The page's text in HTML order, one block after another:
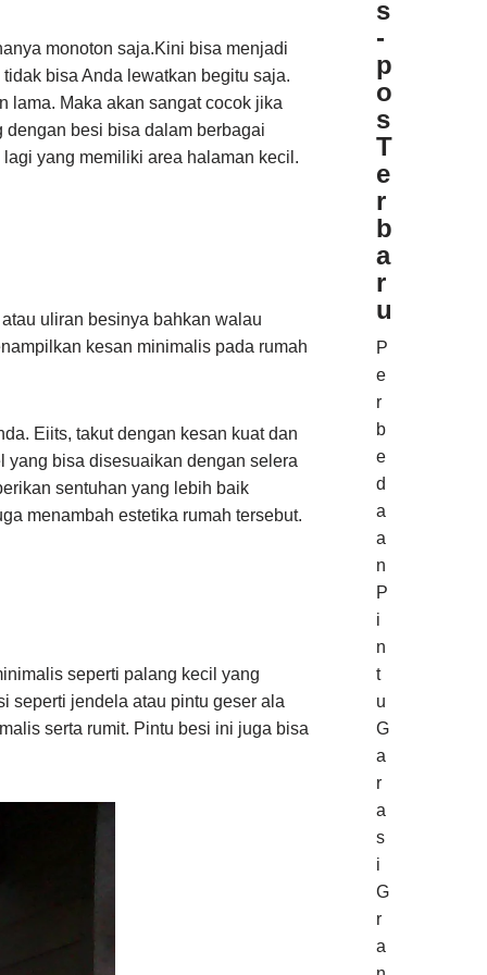
monoton saja.Kini bisa menjadi
bisa Anda lewatkan begitu saja.
lama. Maka akan sangat cocok jika
dengan besi bisa dalam berbagai
yang memiliki area halaman kecil.
uliran besinya bahkan walau
kesan minimalis pada rumah
Eiits, takut dengan kesan kuat dan
yang bisa disesuaikan dengan selera
sentuhan yang lebih baik
menambah estetika rumah tersebut.
seperti palang kecil yang
seperti jendela atau pintu geser ala
serta rumit. Pintu besi ini juga bisa
s
-
p
o
s
T
e
r
b
a
r
u
P
e
r
b
e
d
a
a
n
P
i
n
t
u
G
a
r
a
s
i
G
r
a